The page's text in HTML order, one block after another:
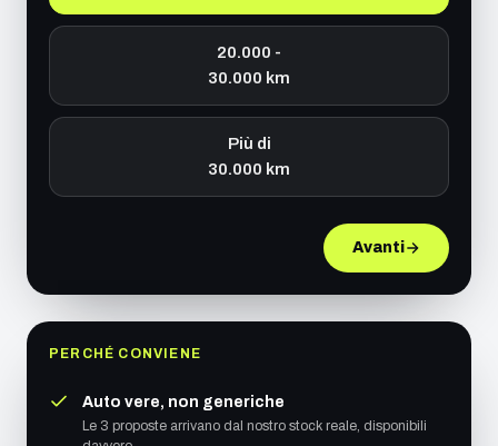
20.000 -
30.000 km
Più di
30.000 km
Avanti
PERCHÉ CONVIENE
Auto vere, non generiche
Le 3 proposte arrivano dal nostro stock reale, disponibili